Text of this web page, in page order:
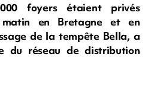
foyers étaient privés
matin en Bretagne et en
de la tempête Bella, a
du réseau de distribution